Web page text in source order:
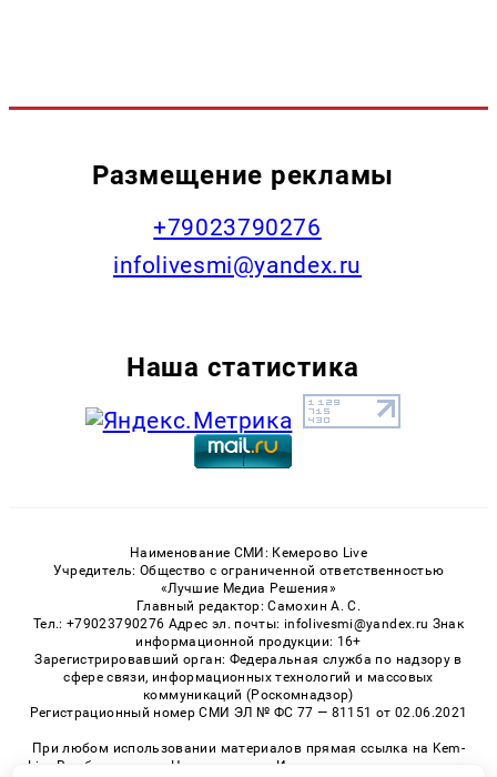
Размещение рекламы
+79023790276
infolivesmi@yandex.ru
Наша статистика
Наименование СМИ: Кемерово Live
Учредитель: Общество с ограниченной ответственностью
«Лучшие Медиа Решения»
Главный редактор: Самохин А. С.
Тел.: +79023790276 Адрес эл. почты: infolivesmi@yandex.ru Знак
информационной продукции: 16+
Зарегистрировавший орган: Федеральная служба по надзору в
сфере связи, информационных технологий и массовых
коммуникаций (Роскомнадзор)
Регистрационный номер СМИ ЭЛ № ФС 77 — 81151 от 02.06.2021
При любом использовании материалов прямая ссылка на Kem-
Live.Ru обязательна. Цитирование в Интернете возможно только